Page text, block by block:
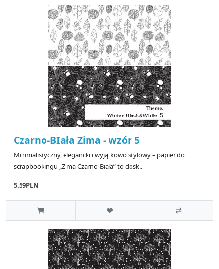
Czarno-BIała Zima - wzór 5
Minimalistyczny, elegancki i wyjątkowo stylowy – papier do
scrapbookingu „Zima Czarno-Biała” to dosk..
5.59PLN